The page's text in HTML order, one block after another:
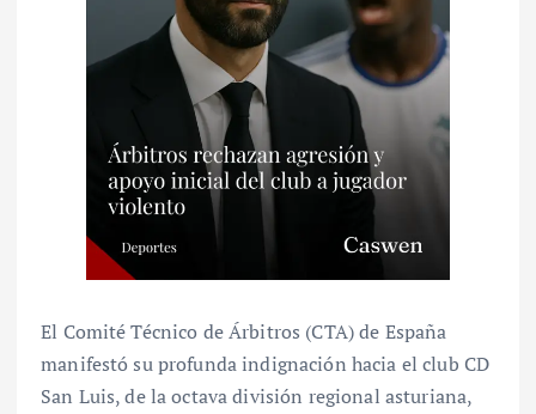
El Comité Técnico de Árbitros (CTA) de España
manifestó su profunda indignación hacia el club CD
San Luis, de la octava división regional asturiana,